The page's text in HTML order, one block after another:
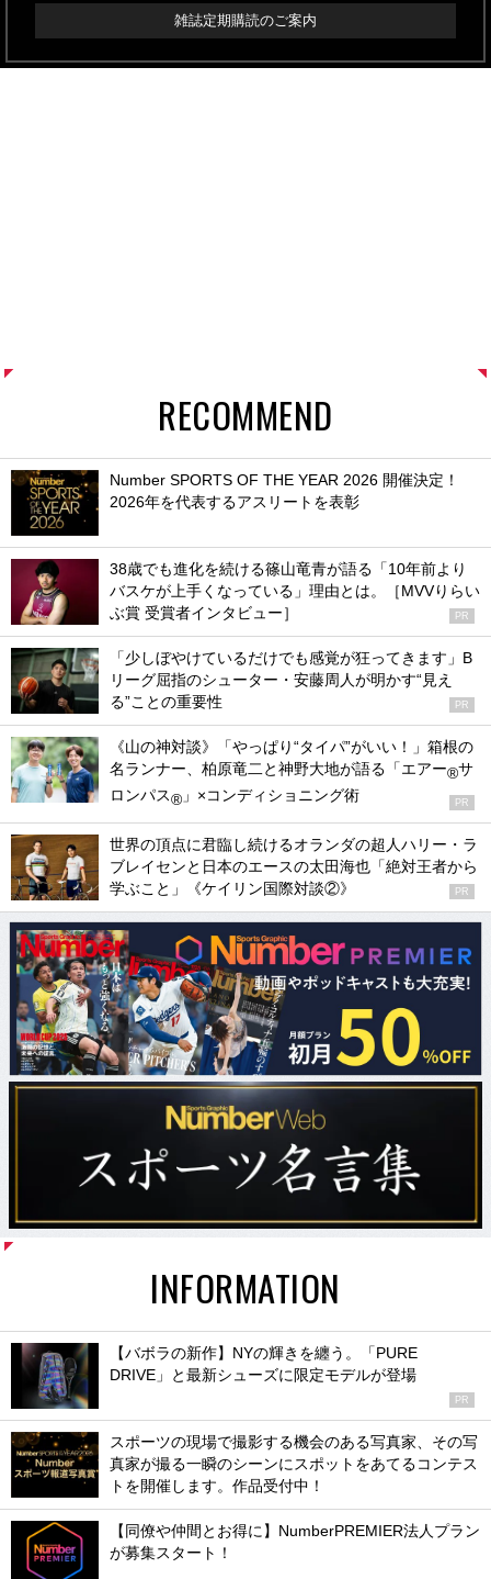
雑誌定期購読のご案内
RECOMMEND
Number SPORTS OF THE YEAR 2026 開催決定！
2026年を代表するアスリートを表彰
38歳でも進化を続ける篠山竜青が語る「10年前より
バスケが上手くなっている」理由とは。［MVVりらい
ぶ賞 受賞者インタビュー］
PR
「少しぼやけているだけでも感覚が狂ってきます」B
リーグ屈指のシューター・安藤周人が明かす“見え
る”ことの重要性
PR
《山の神対談》「やっぱり“タイパ”がいい！」箱根の
名ランナー、柏原竜二と神野大地が語る「エアー®サ
ロンパス® 」×コンディショニング術 PR
世界の頂点に君臨し続けるオランダの超人ハリー・ラ
ブレイセンと日本のエースの太田海也「絶対王者から
学ぶこと」《ケイリン国際対談②》
PR
INFORMATION
【バボラの新作】NYの輝きを纏う。「PURE
DRIVE」と最新シューズに限定モデルが登場
PR
スポーツの現場で撮影する機会のある写真家、その写
真家が撮る一瞬のシーンにスポットをあてるコンテス
トを開催します。作品受付中！
【同僚や仲間とお得に】NumberPREMIER法人プラン
が募集スタート！